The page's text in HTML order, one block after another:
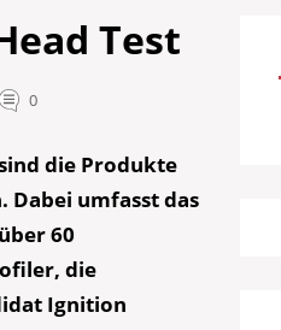
Test
0
die Produkte
Dabei umfasst das
60
die
Ignition